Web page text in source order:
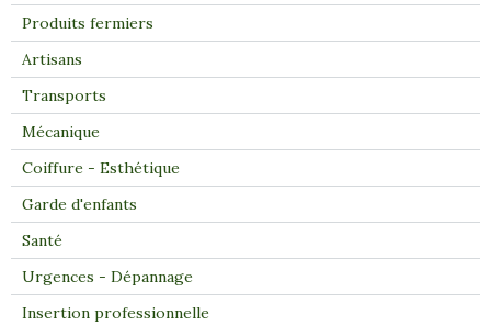
Produits fermiers
Artisans
Transports
Mécanique
Coiffure - Esthétique
Garde d'enfants
Santé
Urgences - Dépannage
Insertion professionnelle